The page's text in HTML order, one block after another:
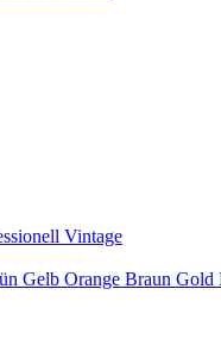
Vintage
Gelb Orange Braun Gold